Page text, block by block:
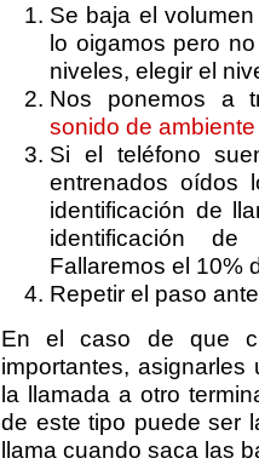
Se baja el
lo oigamos pero
niveles, elegir el
Nos ponemos a
sonido de ambiente
Si el teléfono
entrenados oídos
identificación de
identificación
Fallaremos el 10%
Repetir el paso
En el caso de que
importantes,
la llamada a otro
de este tipo puede ser
llama cuando saca las